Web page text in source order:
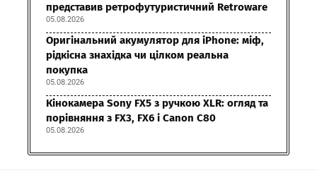
представив ретрофутуристичний Retroware
05.08.2026
Оригінальний акумулятор для iPhone: міф,
рідкісна знахідка чи цілком реальна
покупка
05.08.2026
Кінокамера Sony FX5 з ручкою XLR: огляд та
порівняння з FX3, FX6 і Canon C80
05.08.2026